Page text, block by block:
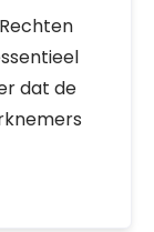
dat de